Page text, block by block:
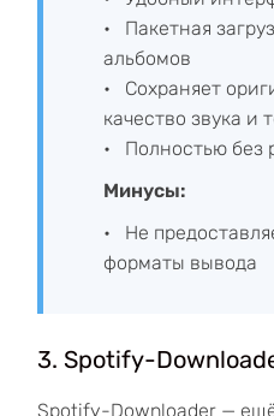
Пакетная
альбомов
Сохраняет
качество звука и
Полностью без
Минусы:
Не
форматы вывода
3. Spotify-
Spotify-Downloader —